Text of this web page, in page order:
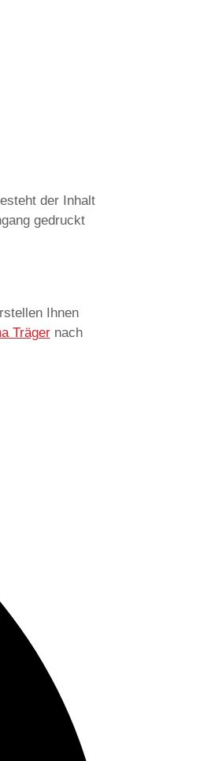
Ihnen
Trägernach